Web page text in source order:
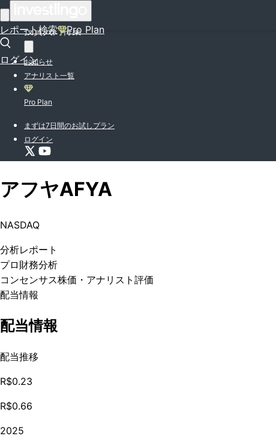
レポート検索 Pro Plan
ログイン
投資入門特集
お知らせ
アナリスト一覧
Pro Plan
まずは7日間のお試しプラン
ログイン
アフヤAFYA
NASDAQ
分析レポート
プロ 財務分析
コンセンサス株価 ・アナリスト評価
配当情報
配当情報
配当推移
R$0.23
R$0.66
2025